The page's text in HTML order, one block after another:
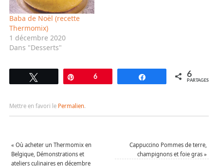
Baba de Noël (recette
Thermomix)
1 décembre 2020
Dans "Desserts"
Tweetez Épingle
6 Partagez 6
PARTAGES
Mettre en favori le Permalien.
« Où acheter un Thermomix en
Belgique, Démonstrations et
ateliers culinaires en décembre
Cappuccino Pommes de terre,
champignons et foie gras»